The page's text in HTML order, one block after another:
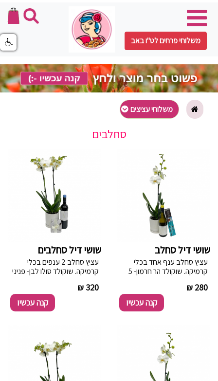
משלוחי פרחים לט"ו באב
משלוחי עציצים
סחלבים
שושי דיל סחלב
עציץ סחלב ענף אחד בכלי
קרמיקה. שוקולד הר חרמון- 5
של יקב מוני- יין חצי יבש מרענן,
עם מתיקות קלה, המציג טעמים
280 ₪
קנה עכשיו
שושי דיל סחלבים
עציץ סחלב 2 ענפים בכלי
קרמיקה. שוקולד סולו לבן- פניני
ובמילוי אגוזי לוז ובמעטפת
קקאו עדין,באריזת פח
דקורטיבית חלבי, ללא גלוטן, 70
יער ותות שדה.13% כהל בנפח.
320 ₪
קנה עכשיו